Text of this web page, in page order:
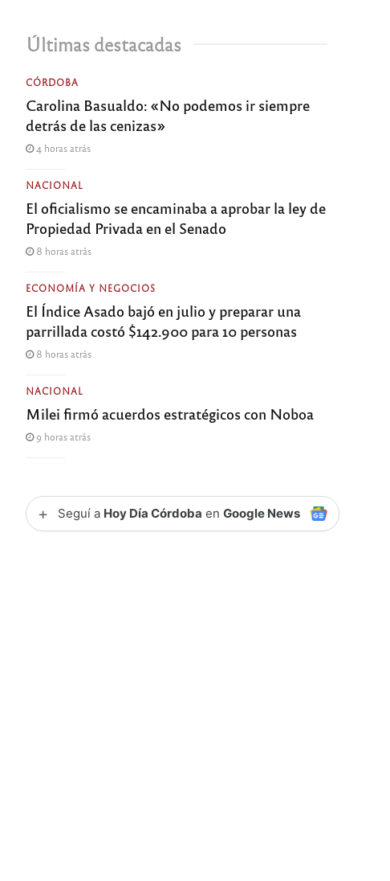
Últimas destacadas
CÓRDOBA
Carolina Basualdo: «No podemos ir siempre
detrás de las cenizas»
4 horas atrás
NACIONAL
El oficialismo se encaminaba a aprobar la ley de
Propiedad Privada en el Senado
8 horas atrás
ECONOMÍA Y NEGOCIOS
El Índice Asado bajó en julio y preparar una
parrillada costó $142.900 para 10 personas
8 horas atrás
NACIONAL
Milei firmó acuerdos estratégicos con Noboa
9 horas atrás
+ Seguí a Hoy Día Córdoba enGoogle News